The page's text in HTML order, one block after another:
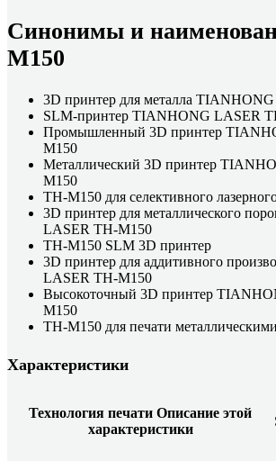
Синонимы и
M150
3D принтер для металла
SLM-принтер TIANHONG LASER
Промышленный 3D принтер
M150
Металлический 3D принтер
M150
TH-M150 для селективного
3D принтер для металлического
LASER TH-M150
TH-M150 SLM 3D принтер
3D принтер для аддитивного
LASER TH-M150
Высокоточный 3D принтер
M150
TH-M150 для печати
Характеристики
Технология печати Описание этой
характеристики